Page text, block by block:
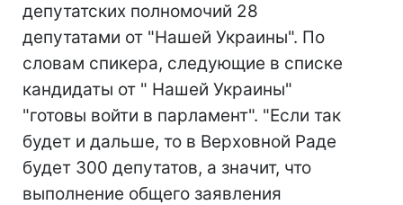
депутатских полномочий 28
депутатами от "Нашей Украины". По
словам спикера, следующие в списке
кандидаты от " Нашей Украины"
"готовы войти в парламент". "Если так
будет и дальше, то в Верховной Раде
будет 300 депутатов, а значит, что
выполнение общего заявления